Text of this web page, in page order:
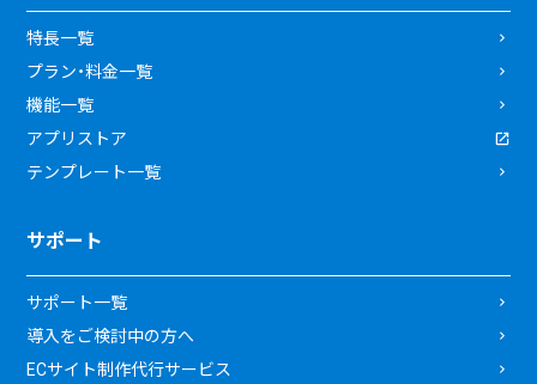
特長一覧
プラン・料金一覧
機能一覧
アプリストア
テンプレート一覧
サポート
サポート一覧
導入をご検討中の方へ
ECサイト制作代行サービス